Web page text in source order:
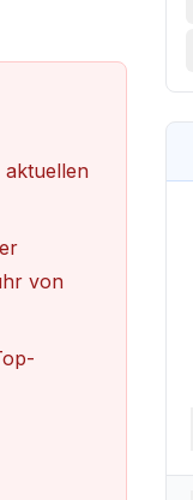
aktuellen
von